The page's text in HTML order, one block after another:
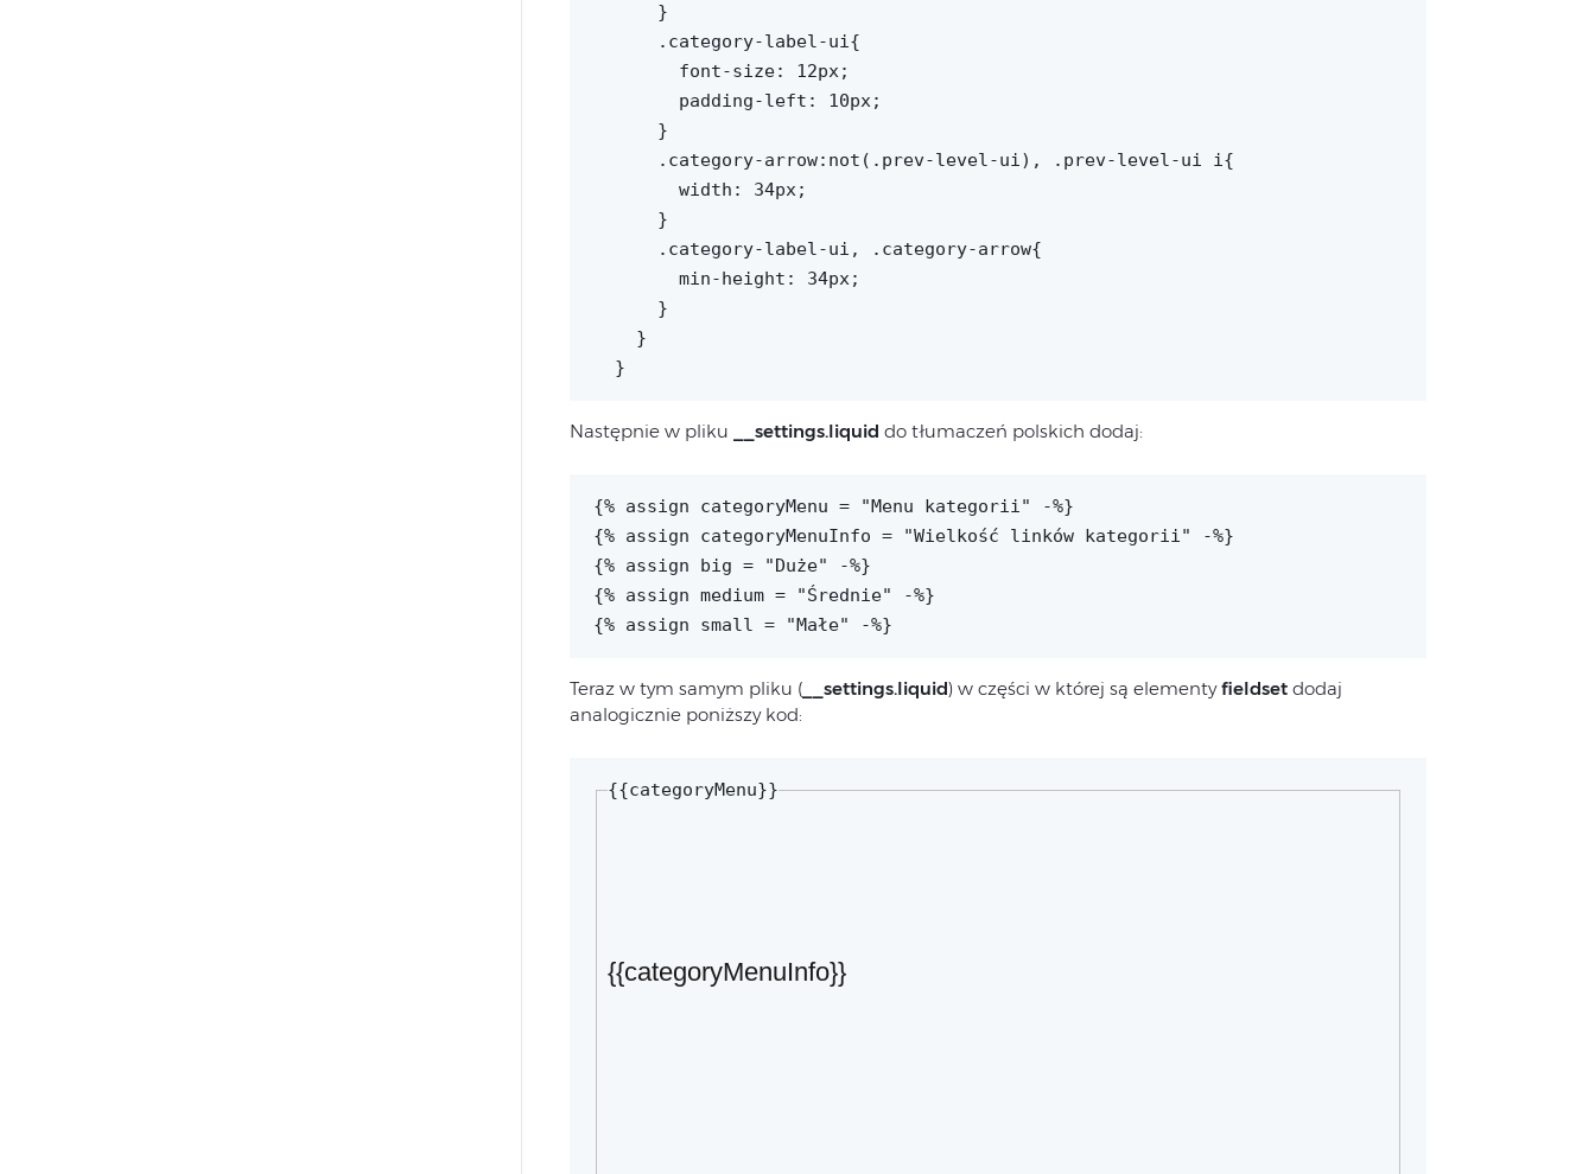
      }
      .category-label-ui{
        font-size: 12px;
        padding-left: 10px;
      }
      .category-arrow:not(.prev-level-ui), .prev-level-ui i{
        width: 34px;
      }
      .category-label-ui, .category-arrow{
        min-height: 34px;
      }
    }
Następnie w pliku __settings.liquid do tłumaczeń polskich dodaj:
{% assign categoryMenu = "Menu kategorii" -%}
{% assign categoryMenuInfo = "Wielkość linków kategorii" -%}
{% assign big = "Duże" -%}
{% assign medium = "Średnie" -%}
Teraz w tym samym pliku (__settings.liquid) w części w której są elementyfieldsetdodaj
analogicznie poniższy kod:
{{categoryMenu}}
{{categoryMenuInfo}}